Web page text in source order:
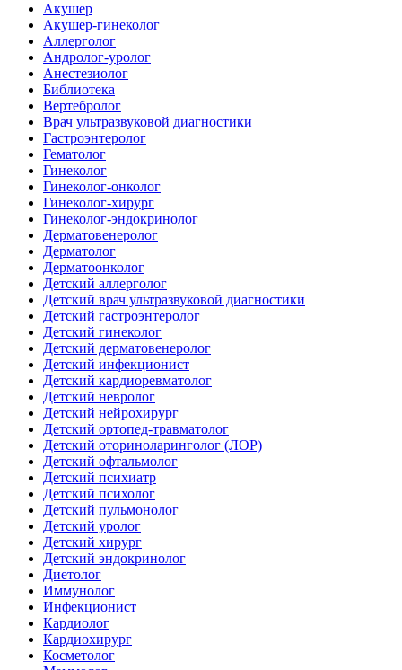
Акушер
Акушер-гинеколог
Аллерголог
Андролог-уролог
Анестезиолог
Библиотека
Вертебролог
Врач ультразвуковой диагностики
Гастроэнтеролог
Гематолог
Гинеколог
Гинеколог-онколог
Гинеколог-хирург
Гинеколог-эндокринолог
Дерматовенеролог
Дерматолог
Дерматоонколог
Детский аллерголог
Детский врач ультразвуковой диагностики
Детский гастроэнтеролог
Детский гинеколог
Детский дерматовенеролог
Детский инфекционист
Детский кардиоревматолог
Детский невролог
Детский нейрохирург
Детский ортопед-травматолог
Детский оториноларинголог (ЛОР)
Детский офтальмолог
Детский психиатр
Детский психолог
Детский пульмонолог
Детский уролог
Детский хирург
Детский эндокринолог
Диетолог
Иммунолог
Инфекционист
Кардиолог
Кардиохирург
Косметолог